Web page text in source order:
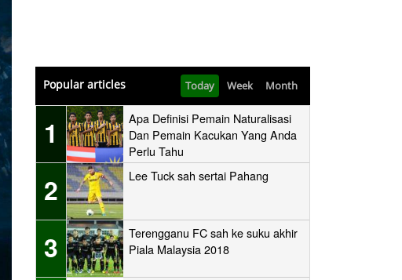
Popular articles Today Week Month
1
Apa Definisi Pemain Naturalisasi
Dan Pemain Kacukan Yang Anda
Perlu Tahu
2 Lee Tuck sah sertai Pahang
3
Terengganu FC sah ke suku akhir
Piala Malaysia 2018